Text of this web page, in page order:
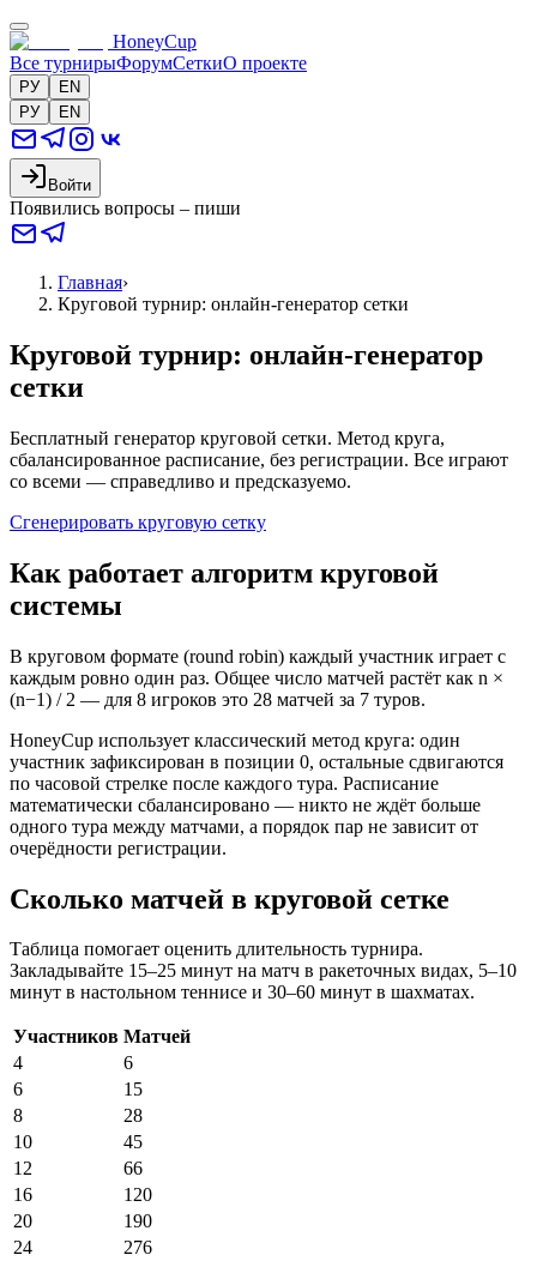
HoneyCup
Все турнирыФорумСеткиО проекте
РУ
EN
РУ
EN
Войти
Появились вопросы – пиши
Главная›
Круговой турнир: онлайн-генератор сетки
Круговой турнир: онлайн-генератор
сетки
Бесплатный генератор круговой сетки. Метод круга,
сбалансированное расписание, без регистрации. Все играют
со всеми — справедливо и предсказуемо.
Сгенерировать круговую сетку
Как работает алгоритм круговой
системы
В круговом формате (round robin) каждый участник играет с
каждым ровно один раз. Общее число матчей растёт как n ×
(n−1) / 2 — для 8 игроков это 28 матчей за 7 туров.
HoneyCup использует классический метод круга: один
участник зафиксирован в позиции 0, остальные сдвигаются
по часовой стрелке после каждого тура. Расписание
математически сбалансировано — никто не ждёт больше
одного тура между матчами, а порядок пар не зависит от
очерёдности регистрации.
Сколько матчей в круговой сетке
Таблица помогает оценить длительность турнира.
Закладывайте 15–25 минут на матч в ракеточных видах, 5–10
минут в настольном теннисе и 30–60 минут в шахматах.
Участников Матчей
4
6
6
15
8
28
10
45
12
66
16
120
20
190
24
276